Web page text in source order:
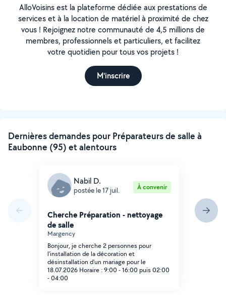
AlloVoisins est la plateforme dédiée aux prestations de
services et à la location de matériel à proximité de chez
vous ! Rejoignez notre communauté de 4,5 millions de
membres, professionnels et particuliers, et facilitez
votre quotidien pour tous vos projets !
M'inscrire
Dernières demandes pour Préparateurs de salle à
Eaubonne (95) et alentours
Nabil D.
postée le 17 juil. À convenir
Cherche Préparation - nettoyage
de salle
Margency
Bonjour, je cherche 2 personnes pour
l'installation de la décoration et
désinstallation d'un mariage pour le
18.07.2026 Horaire : 9:00 - 16:00 puis 02:00
- 04:00